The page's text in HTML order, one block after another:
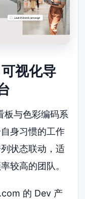
视化导
与色彩编码系
身习惯的工作
状态联动，适
较高的团队。
的 Dev 产